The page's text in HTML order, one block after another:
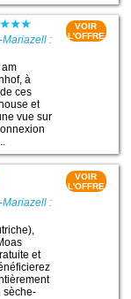
:
am
à
ces
et
vue sur
VOIR
L'OFFRE
:
et
sèche-
VOIR
L'OFFRE